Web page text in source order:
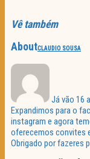
Vê também
AboutCLAUDIO SOUSA
Já vão 16
Expandimos para o
instagram e agora
oferecemos convites
Obrigado por fazeres